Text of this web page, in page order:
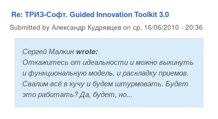
Re: ТРИЗ-Софт. Guided Innovation Toolkit 3.0
Submitted by Александр Кудрявцев on ср, 16/06/2010 - 20:36
Сергей Малкин wrote:
Откажитесь от идеальности и можно выкинуть
и функциональную модель, и раскладку приемов.
Свалим всё в кучу и будем штурмовать. Будет
это работать? Да, будет, но...